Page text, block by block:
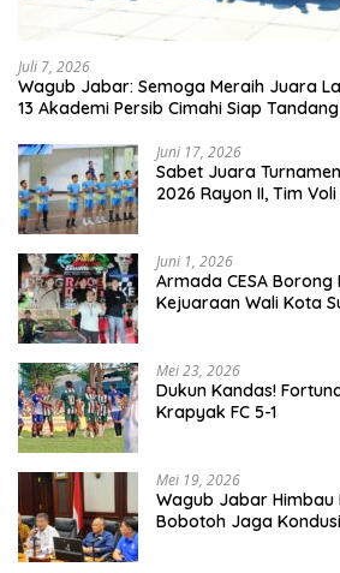
Juli 7, 2026
Wagub Jabar: Semoga Meraih Juara
13 Akademi Persib Cimahi Siap
Juni 17, 2026
Sabet Juara
2026 Rayon II, Tim
Juni 1, 2026
Armada CESA Borong
Kejuaraan Wali Kota
Mei 23, 2026
Dukun Kandas!
Krapyak FC 5-1
Mei 19, 2026
Wagub Jabar
Bobotoh Jaga